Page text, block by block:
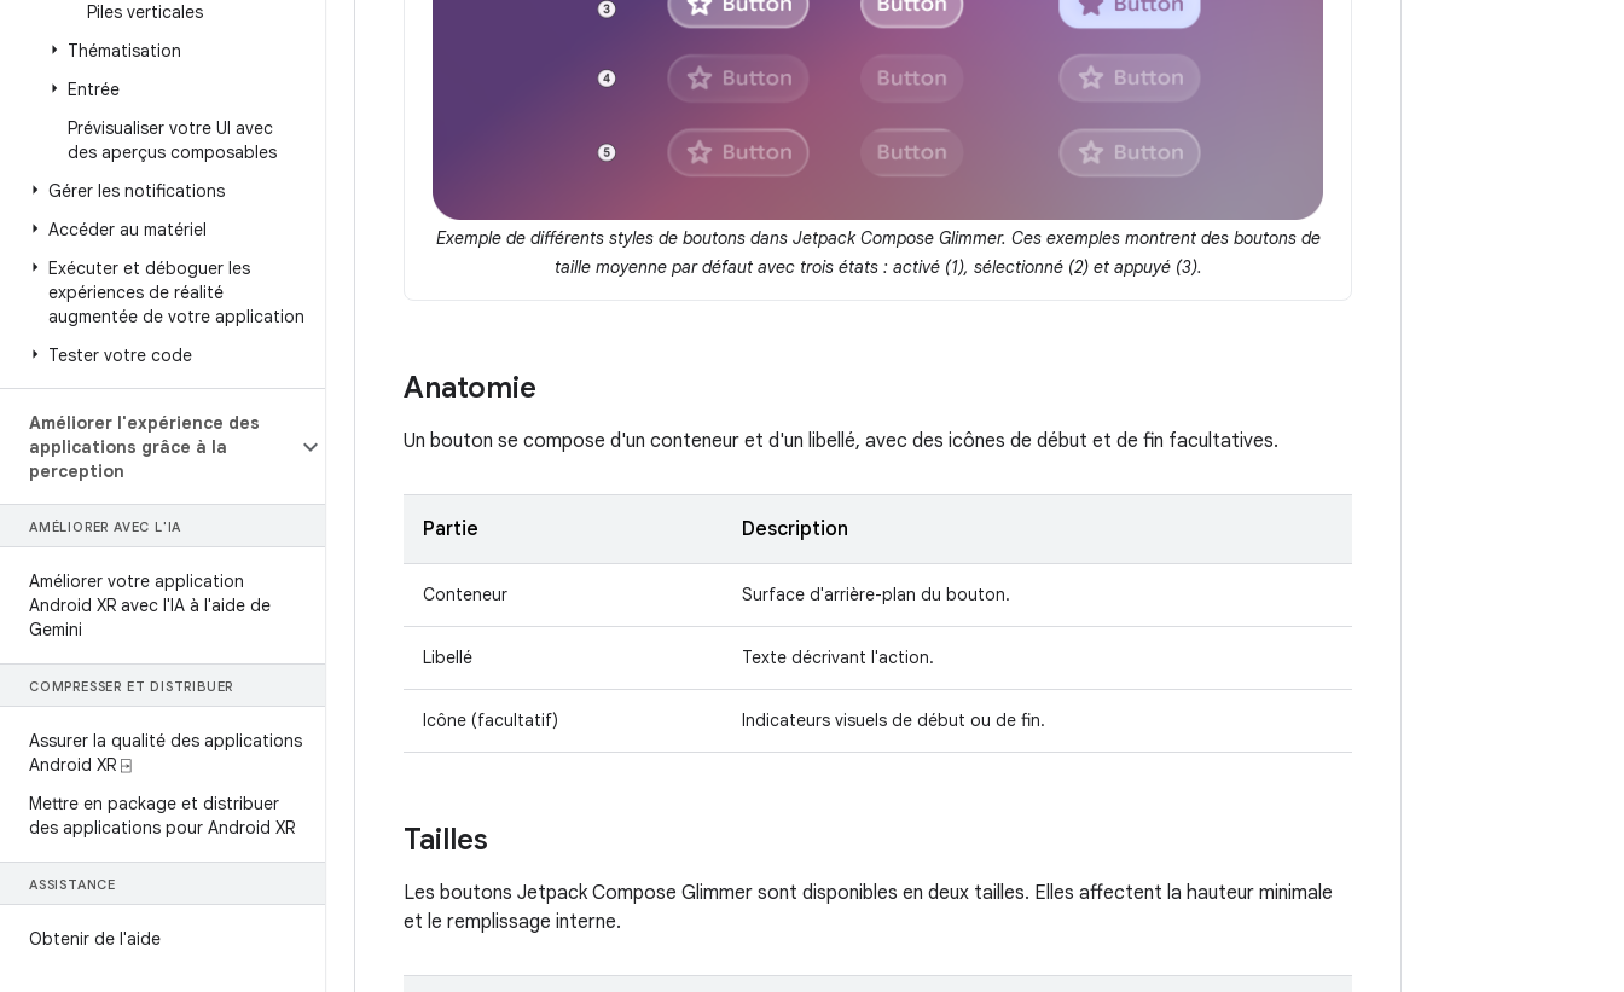
Piles verticales
Thématisation
Entrée
Prévisualiser votre UI avec
des aperçus composables
Gérer les notifications
Accéder au matériel
Exécuter et déboguer les
expériences de réalité
augmentée de votre application
Tester votre code
Améliorer l'expérience des
applications grâce à la
perception
AMÉLIORER AVEC L'IA
Améliorer votre application
Android XR avec l'IA à l'aide de
Gemini
COMPRESSER ET DISTRIBUER
Assurer la qualité des applications
Android XR ⍈
Mettre en package et distribuer
des applications pour Android XR
ASSISTANCE
Obtenir de l'aide
Exemple de différents styles de boutons dans Jetpack Compose Glimmer. Ces exemples montrent des boutons de
taille moyenne par défaut avec trois états : activé (1), sélectionné (2) et appuyé (3).
Anatomie
Un bouton se compose d'un conteneur et d'un libellé, avec des icônes de début et de fin facultatives.
Partie Description
Conteneur Surface d'arrière-plan du bouton.
Libellé Texte décrivant l'action.
Icône (facultatif) Indicateurs visuels de début ou de fin.
Tailles
Les boutons Jetpack Compose Glimmer sont disponibles en deux tailles. Elles affectent la hauteur minimale
et le remplissage interne.